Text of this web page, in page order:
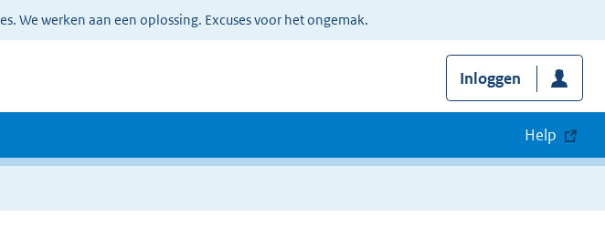
We werken aan een oplossing. Excuses voor het ongemak.
Inloggen
Help